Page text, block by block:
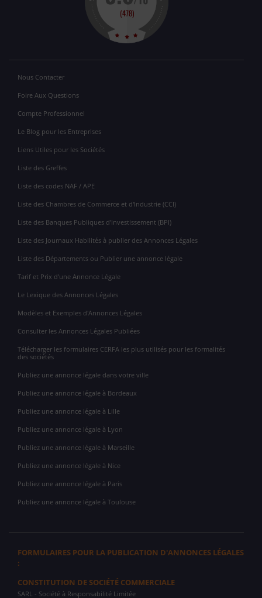
Nous Contacter
Foire Aux Questions
Compte Professionnel
Le Blog pour les Entreprises
Liens Utiles pour les Sociétés
Liste des Greffes
Liste des codes NAF / APE
Liste des Chambres de Commerce et d'Industrie (CCI)
Liste des Banques Publiques d'Investissement (BPI)
Liste des Journaux Habilités à publier des Annonces Légales
Liste des Départements ou Publier une annonce légale
Tarif et Prix d'une Annonce Légale
Le Lexique des Annonces Légales
Modèles et Exemples d'Annonces Légales
Consulter les Annonces Légales Publiées
Télécharger les formulaires CERFA les plus utilisés pour les formalités
des sociétés
Publiez une annonce légale dans votre ville
Publiez une annonce légale à Bordeaux
Publiez une annonce légale à Lille
Publiez une annonce légale à Lyon
Publiez une annonce légale à Marseille
Publiez une annonce légale à Nice
Publiez une annonce légale à Paris
Publiez une annonce légale à Toulouse
FORMULAIRES POUR LA PUBLICATION D'ANNONCES LÉGALES
:
CONSTITUTION DE SOCIÉTÉ COMMERCIALE
SARL - Société à Responsabilité Limitée